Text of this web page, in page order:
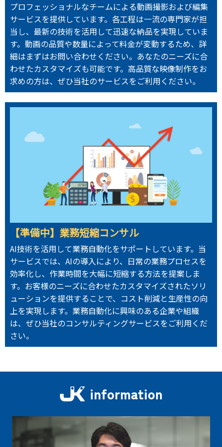
プロフェッショナルなチームによる動画撮影および編集
サービスを提供しています。各工程は一流の専門家が担
当し、最新の技術を活用して迅速な納品を実現していま
す。動画の品質や数量によって料金が変動するため、詳
細はまずはお問い合わせください。あなたのニーズに合
わせたカスタマイズも可能です。高品質な映像制作をお
求めの方は、ぜひ当社のサービスをご利用ください。
【準備中】業務短縮コンサル
AI技術を活用して業務自動化をサポートしています。当
サービスでは、AIの導入により、日常の業務プロセスを
効率化し、作業時間を大幅に短縮する方法を提案しま
す。お客様のニーズに合わせたカスタマイズされたソリ
ューションを提供することで、コスト削減と生産性の向
上を実現します。業務自動化に興味のある企業や組織
は、ぜひ当社のコンサルティングサービスをご利用くだ
さい。
information